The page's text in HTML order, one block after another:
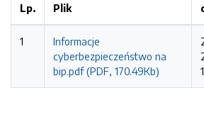
Lp. Plik
1
Informacje
cyberbezpieczeństwo na
bip.pdf (PDF, 170.49Kb)